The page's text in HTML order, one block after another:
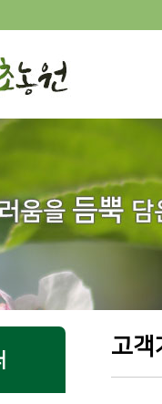
고객